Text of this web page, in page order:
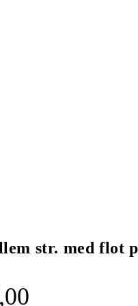
str. med flot